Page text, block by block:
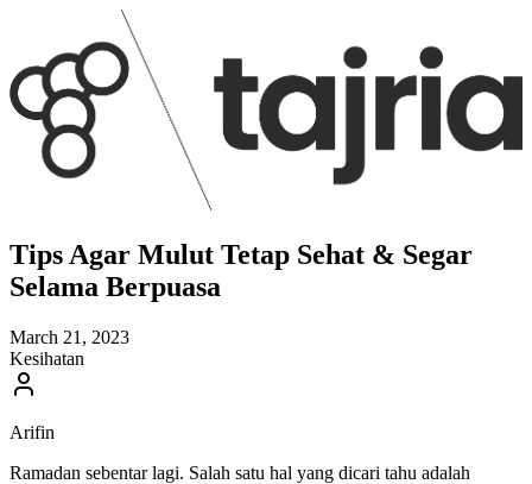
Tips Agar Mulut Tetap Sehat & Segar
Selama Berpuasa
March 21, 2023
Kesihatan
Arifin
Ramadan sebentar lagi. Salah satu hal yang dicari tahu adalah